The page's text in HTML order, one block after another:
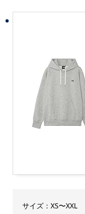
サイズ：XS〜XXL